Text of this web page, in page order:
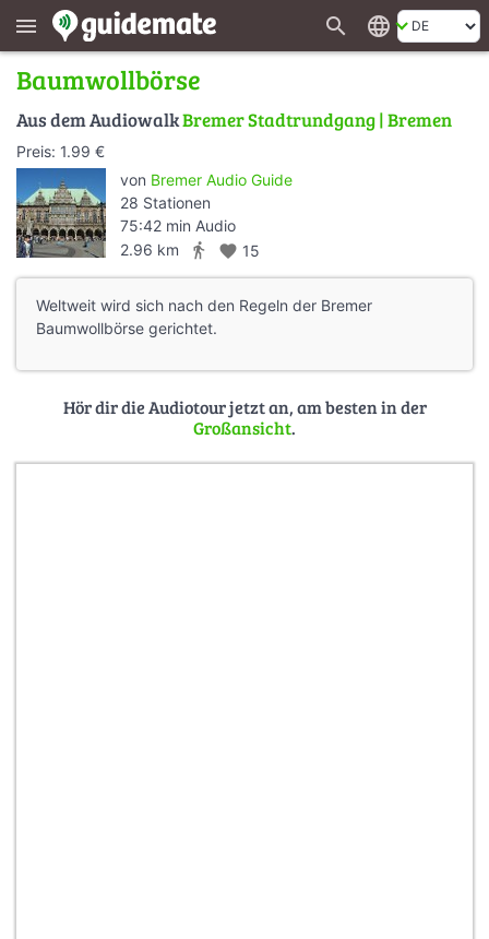
menu search language
Baumwollbörse
Aus dem AudiowalkBremer Stadtrundgang | Bremen
Preis: 1.99 €
von Bremer Audio Guide
28 Stationen
75:42 min Audio
2.96 km
directions_walk favorite 15
Weltweit wird sich nach den Regeln der Bremer
Baumwollbörse gerichtet.
Hör dir die Audiotour jetzt an, am besten in der
Großansicht.